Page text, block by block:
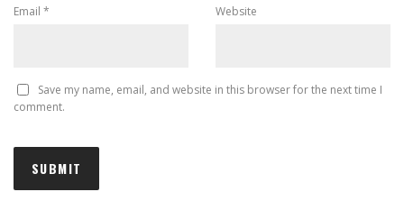
Email * Website
Save my name, email, and website in this browser for the next time I
comment.